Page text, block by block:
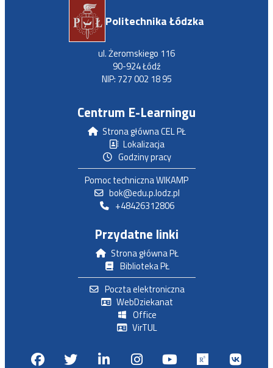
Politechnika Łódzka
ul. Żeromskiego 116
90-924 Łódź
NIP: 727 002 18 95
Centrum E-Learningu
Strona główna CEL PŁ
Lokalizacja
Godziny pracy
Pomoc techniczna WIKAMP
bok@edu.p.lodz.pl
+48426312806
Przydatne linki
Strona główna PŁ
Biblioteka PŁ
Poczta elektroniczna
WebDziekanat
Office
VirTUL
FacebookTwitterLinkedinInstagram
Youtube